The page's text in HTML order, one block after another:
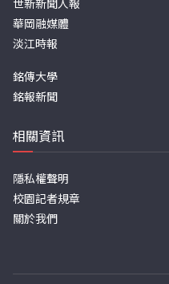
世新新聞人報
華岡融媒體
淡江時報
銘傳大學
銘報新聞
相關資訊
隱私權聲明
校園記者規章
關於我們